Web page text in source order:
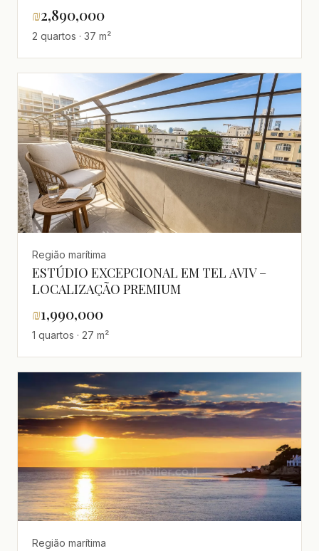
₪2,890,000
2 quartos · 37 m²
Região marítima
ESTÚDIO EXCEPCIONAL EM TEL AVIV –
LOCALIZAÇÃO PREMIUM
₪1,990,000
1 quartos · 27 m²
Região marítima